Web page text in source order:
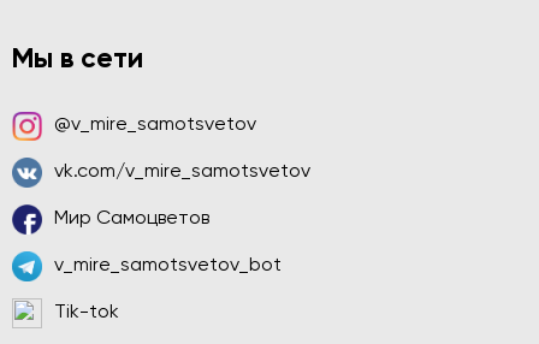
Мы в сети
@v_mire_samotsvetov
vk.com/v_mire_samotsvetov
Мир Самоцветов
v_mire_samotsvetov_bot
Tik-tok